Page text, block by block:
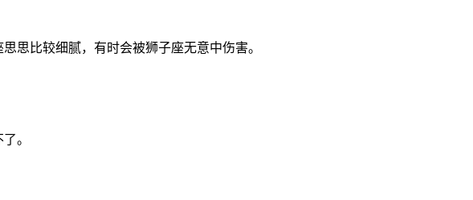
思比较细腻，有时会被狮子座无意中伤害。
。